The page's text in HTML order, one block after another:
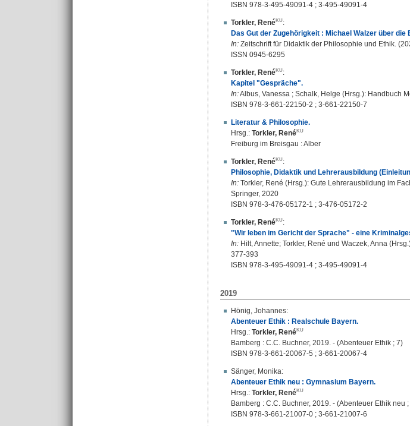
ISBN 978-3-495-49091-4 ; 3-495-49091-4
Torkler, René
:
Das Gut der Zugehörigkeit : Michael Walzer über
In: Zeitschrift für Didaktik der Philosophie und Ethik.
ISSN 0945-6295
Torkler, René
:
Kapitel "Gespräche".
In:Albus, Vanessa ; Schalk, Helge (Hrsg.): Handbuch
ISBN 978-3-661-22150-2 ; 3-661-22150-7
Literatur & Philosophie.
Hrsg.: Torkler, René
Freiburg im Breisgau : Alber
Torkler, René
:
Philosophie, Didaktik und Lehrerausbildung
In: Torkler, René (Hrsg.): Gute Lehrerausbildung im
Springer, 2020
ISBN 978-3-476-05172-1 ; 3-476-05172-2
Torkler, René
:
"Wir leben im Gericht der Sprache" - eine
In: Hilt, Annette; Torkler, René und Waczek, Anna
377-393
ISBN 978-3-495-49091-4 ; 3-495-49091-4
2019
Hönig, Johannes:
Abenteuer Ethik : Realschule Bayern.
Hrsg.: Torkler, René
Bamberg : C.C. Buchner, 2019. - (Abenteuer Ethik ; 7)
ISBN 978-3-661-20067-5 ; 3-661-20067-4
Sänger, Monika:
Abenteuer Ethik neu : Gymnasium Bayern.
Hrsg.: Torkler, René
Bamberg : C.C. Buchner, 2019. - (Abenteuer Ethik neu
ISBN 978-3-661-21007-0 ; 3-661-21007-6